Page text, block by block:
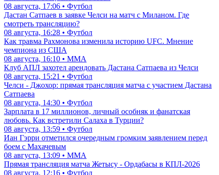
08 августа, 17:06 • Футбол
Дастан Сатпаев в заявке Челси на матч с Миланом. Где
смотреть трансляцию?
08 августа, 16:28 • Футбол
Как травма Рахмонова изменила историю UFC. Мнение
чемпиона из США
08 августа, 16:10 • ММА
Клуб АПЛ захотел арендовать Дастана Сатпаева из Челси
08 августа, 15:21 • Футбол
Челси - Джохор: прямая трансляция матча с участием Дастана
Сатпаева
08 августа, 14:30 • Футбол
Зарплата в 17 миллионов, личный особняк и фанатская
любовь. Как встретили Салаха в Турции?
08 августа, 13:59 • Футбол
Иан Гэрри отметился очередным громким заявлением перед
боем с Махачевым
08 августа, 13:09 • ММА
Прямая трансляция матча Жетысу - Ордабасы в КПЛ-2026
08 августа, 12:16 • Футбол